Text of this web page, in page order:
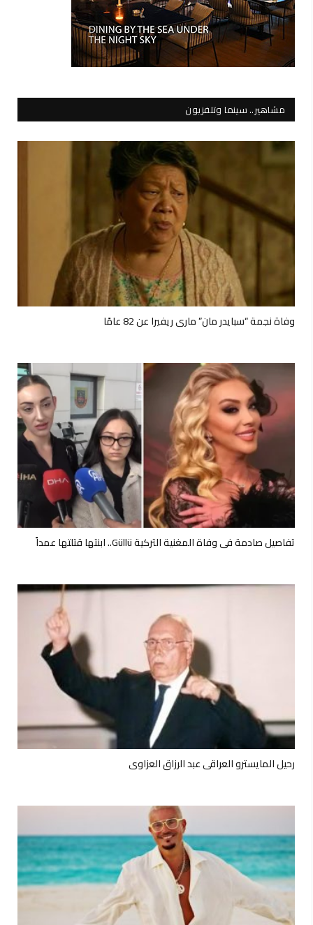
مشاهير.. سينما وتلفزيون
وفاة نجمة “سبايدر مان” ماري ريفيرا عن 82 عامًا
تفاصيل صادمة في وفاة المغنية التركية Güllü.. ابنتها قتلتها عمداً
رحيل المايسترو العراقي عبد الرزاق العزاوي